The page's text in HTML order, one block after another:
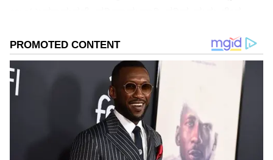
12 ರಾಶಿಚಕ್ರಗಳಲ್ಲಿ ಯಾವ ಮೂರು ರಾಶಿಚಕ್ರ ಚಿಹ್ನೆಗಳು ಇವೆ
ಎಂಬುದನ್ನು ಕಂಡುಕೊಳ್ಳಿ. ಆ ರಾಶಿಚಕ್ರ ಚಿಹ್ನೆಗಳ ಭವಿಷ್ಯ
ಇಲ್ಲಿದೆ.
ಸಮಗ್ರ ಸುದ್ದಿ ಮೂಲವನ್ನಾಗಿ asianet suvarna news ಅನ್ನು
ಆಯ್ಕೆ ಮಾಡಿಕೊಳ್ಳಿ